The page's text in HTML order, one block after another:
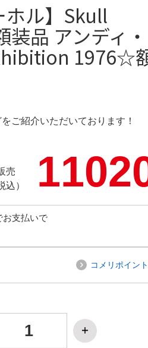
ホル】Skull
品 アンディ
1976☆
ご紹介いただいております！
売
込）
お支払いで
コメリポイン